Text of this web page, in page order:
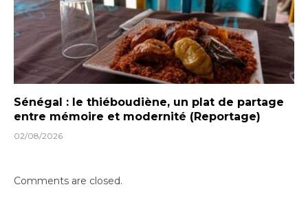
Sénégal : le thiéboudiène, un plat de partage
entre mémoire et modernité (Reportage)
02/08/2026
Comments are closed.